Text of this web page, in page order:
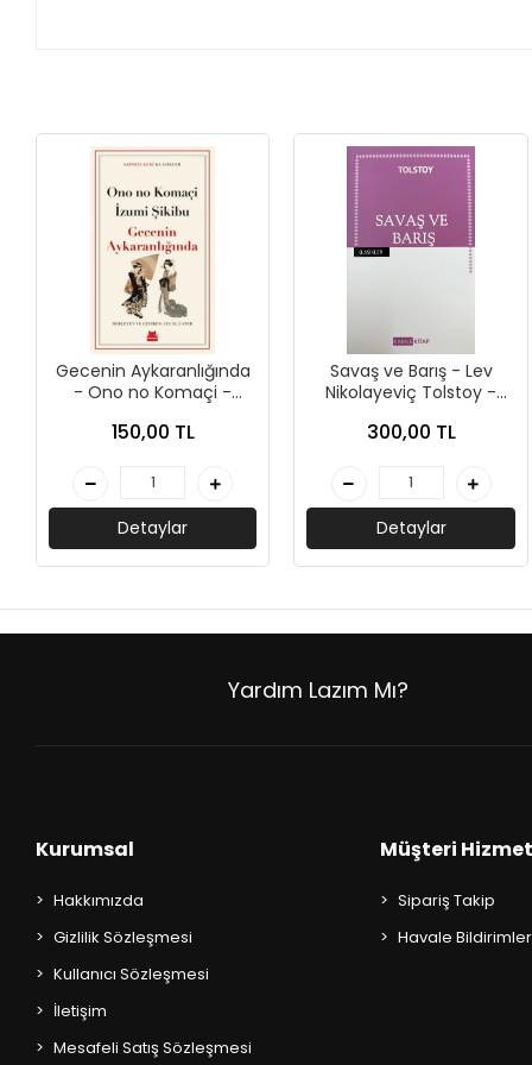
KUTULU SETLER
İNGİLİZCE HİKAYE KİTAPLARI
ALMANCA HİKAYE KİTAPLARI
MANGA - ÇİZGİ ROMAN
FUTBOL - SPORCU KİTAPLARI
HOBİ - BULMACA KİTAPLARI +
BOYAMA - MANDALA KİTAPLARI
AKIL OYUNLARI + PUZZLE
CEP KİTAPLARI
Gecenin Aykaranlığında
- Ono no Komaçi -
150,00 TL
Detaylar
Savaş ve Barış - Lev
Nikolayeviç Tolstoy -
300,00 TL
Detaylar
Yardım Lazım Mı?
Kurumsal
Hakkımızda
Gizlilik Sözleşmesi
Kullanıcı Sözleşmesi
İletişim
Mesafeli Satış Sözleşmesi
Müşteri
Sipariş Takip
Havale